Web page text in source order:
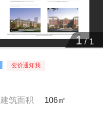
1/1
变价通知我
建筑面积
106㎡